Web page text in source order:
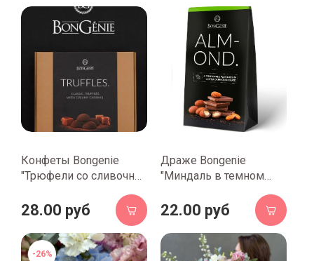
Конфеты Bongenie
"Трюфели со сливочно-
кремовой карамелью",
120 гр.
28.00 руб
Драже Bongenie
"Миндаль в темном
шоколаде и какао", 100
гр.
22.00 руб
-26%